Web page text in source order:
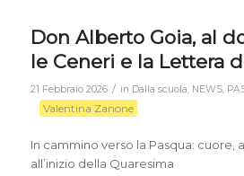
Don Alberto Goia, al
le Ceneri e la Lettera
21 Febbraio 2026 / in Dalla scuola, NEWS,
Valentina Zanone
In cammino verso la Pasqua: cuore,
all’inizio della Quaresima